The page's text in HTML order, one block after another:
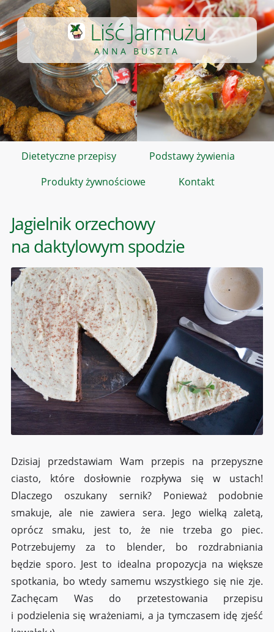
Liść Jarmużu
ANNA BUSZTA
Dietetyczne przepisy
Podstawy żywienia
Produkty żywnościowe
Kontakt
Jagielnik orzechowy
na daktylowym spodzie
Dzisiaj przedstawiam Wam przepis na przepyszne
ciasto, które dosłownie rozpływa się w ustach!
Dlaczego oszukany sernik? Ponieważ podobnie
smakuje, ale nie zawiera sera. Jego wielką zaletą,
oprócz smaku, jest to, że nie trzeba go piec.
Potrzebujemy za to blender, bo rozdrabniania
będzie sporo. Jest to idealna propozycja na większe
spotkania, bo wtedy samemu wszystkiego się nie zje.
Zachęcam Was do przetestowania przepisu
i podzielenia się wrażeniami, a ja tymczasem idę zjeść